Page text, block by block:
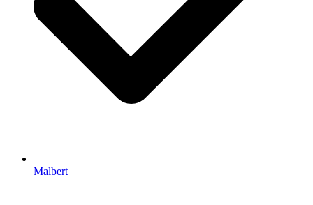
Malbert